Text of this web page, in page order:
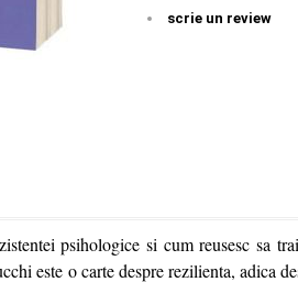
scrie un review
psihologice si cum reusesc sa
este o carte despre rezilienta, adica